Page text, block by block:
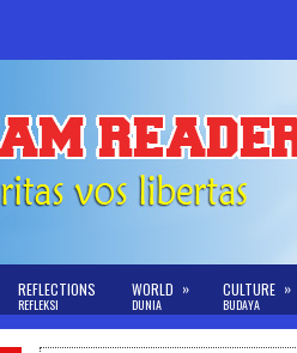
REFLECTIONS
REFLEKSI
WORLD
DUNIA
» CULTURE
BUDAYA
»